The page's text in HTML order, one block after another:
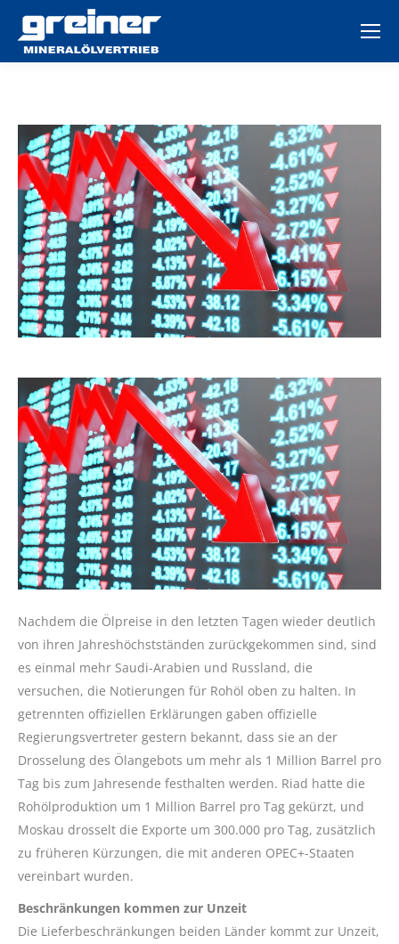
Nachdem die Ölpreise in den letzten Tagen wieder deutlich
von ihren Jahreshöchstständen zurückgekommen sind, sind
es einmal mehr Saudi-Arabien und Russland, die
versuchen, die Notierungen für Rohöl oben zu halten. In
getrennten offiziellen Erklärungen gaben offizielle
Regierungsvertreter gestern bekannt, dass sie an der
Drosselung des Ölangebots um mehr als 1 Million Barrel pro
Tag bis zum Jahresende festhalten werden. Riad hatte die
Rohölproduktion um 1 Million Barrel pro Tag gekürzt, und
Moskau drosselt die Exporte um 300.000 pro Tag, zusätzlich
zu früheren Kürzungen, die mit anderen OPEC+-Staaten
vereinbart wurden.
Beschränkungen kommen zur Unzeit
Die Lieferbeschränkungen beiden Länder kommt zur Unzeit,